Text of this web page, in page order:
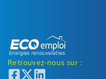
Retrouvez-nous sur :